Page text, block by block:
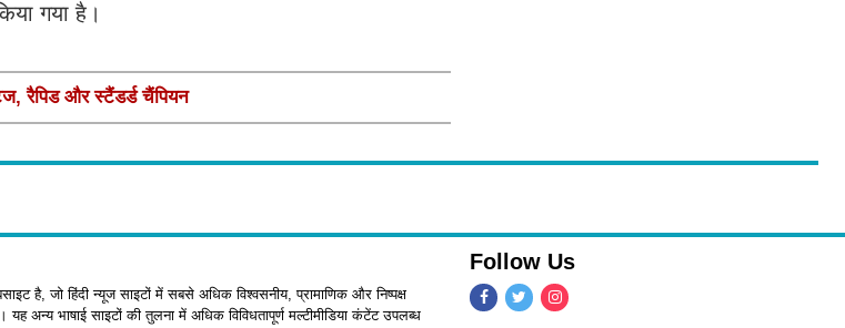
गया है।
रैपिड और स्टैंडर्ड चैंपियन
है, जो हिंदी न्यूज साइटों में सबसे अधिक विश्वसनीय, प्रामाणिक और निष्पक्ष
यह अन्य भाषाई साइटों की तुलना में अधिक विविधतापूर्ण मल्टीमीडिया कंटेंट उपलब्ध
Follow Us